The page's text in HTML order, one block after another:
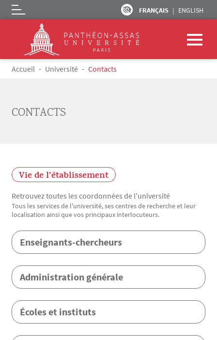
Aller au contenu principal
FRANÇAIS ENGLISH
Logo
Fil d'Ariane
Accueil Université Contacts
CONTACTS
Vie de l’établissement
Retrouvez toutes les coordonnées de l'université
Texte
Tous les services de l'université, ses centres de recherche et leur
localisation ainsi que vos principaux interlocuteurs.
Menu Assas
Enseignants-chercheurs
Administration générale
Écoles et instituts